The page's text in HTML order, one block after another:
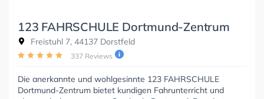
123 FAHRSCHULE Dortmund-Zentrum
Freistuhl 7, 44137 Dorstfeld
337 Reviews
Die anerkannte und wohlgesinnte 123 FAHRSCHULE
Dortmund-Zentrum bietet kundigen Fahrunterricht und